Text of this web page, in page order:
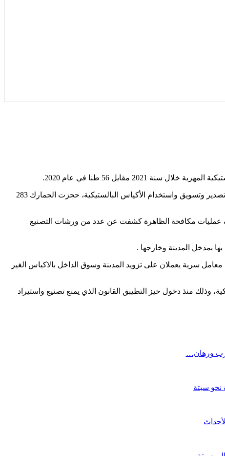
وأوضحت الإدارة، في هذا التقرير أنه “التزاما بتنفيذ القانون رقم 18-57، الذي يعدل ويتمم القانون رقم 15-77 المتعلق بمنع تصنيع واستيراد وتصدير وتسويق واستخدام الأكياس البالستيكية، حجزت الجمارك 283
حيز التنفيذ، مضيفا أن مختلف عمليات مكافحة الظاهرة كشفت عن عدد من ورشات التصنيع
بمدخل المدينة وخارجها .
معامل سرية يعملان على تزويد المدينة وسوق الداخل بالاكياس الغير
وذلك منذ دخول حيز التطيبق القانون الذي يمنع تصنيع واستيراد
ورهان…
سبتة